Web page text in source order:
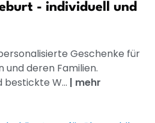
- individuell und
Geschenke für
deren Familien.
bestickte W... | mehr